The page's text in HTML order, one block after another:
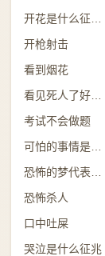
开枪射击
看到烟花
考试不会做题
恐怖杀人
口中吐屎
哭泣是什么征兆